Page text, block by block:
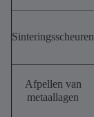
Sinteringsscheuren
Afpellen van
metaallagen